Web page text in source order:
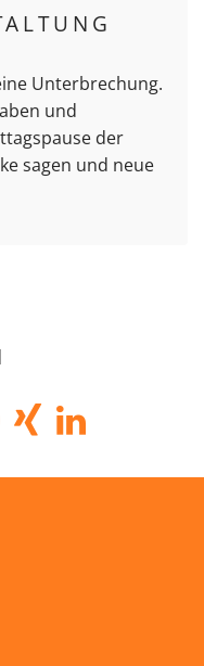
Unterbrechung.
und
der
sagen und neue